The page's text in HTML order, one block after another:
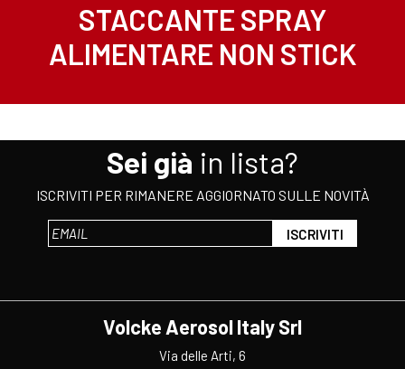
STACCANTE SPRAY
ALIMENTARE NON STICK
Sei già in lista?
ISCRIVITI PER RIMANERE AGGIORNATO SULLE NOVITÀ
Volcke Aerosol Italy Srl
Via delle Arti, 6